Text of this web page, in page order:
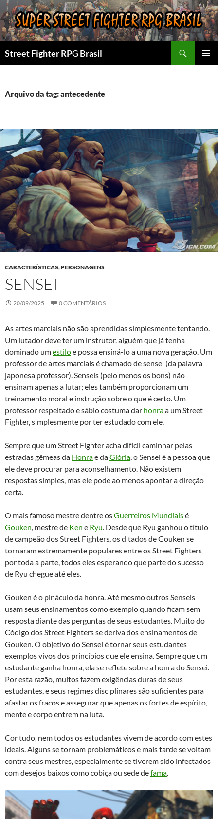
Pular
para
o
conteúdo
Street Fighter RPG Brasil
Arquivo da tag: antecedente
CARACTERÍSTICAS,PERSONAGENS
SENSEI
20/09/2025 0 COMENTÁRIOS
As artes marciais não são aprendidas simplesmente tentando.
Um lutador deve ter um instrutor, alguém que já tenha
dominado umestiloe possa ensiná-lo a uma nova geração. Um
professor de artes marciais é chamado de sensei (da palavra
japonesa professor). Senseis (pelo menos os bons) não
ensinam apenas a lutar; eles também proporcionam um
treinamento moral e instrução sobre o que é certo. Um
professor respeitado e sábio costuma dar honraa um Street
Fighter, simplesmente por ter estudado com ele.
Sempre que um Street Fighter acha difícil caminhar pelas
estradas gêmeas da Honrae daGlória, o Sensei é a pessoa que
ele deve procurar para aconselhamento. Não existem
respostas simples, mas ele pode ao menos apontar a direção
certa.
O mais famoso mestre dentre osGuerreiros Mundiaisé
Gouken, mestre de Ken e Ryu. Desde que Ryu ganhou o título
de campeão dos Street Fighters, os ditados de Gouken se
tornaram extremamente populares entre os Street Fighters
por toda a parte, todos eles esperando que parte do sucesso
de Ryu chegue até eles.
Gouken é o pináculo da honra. Até mesmo outros Senseis
usam seus ensinamentos como exemplo quando ficam sem
resposta diante das perguntas de seus estudantes. Muito do
Código dos Street Fighters se deriva dos ensinamentos de
Gouken. O objetivo do Sensei é tornar seus estudantes
exemplos vivos dos princípios que ele ensina. Sempre que um
estudante ganha honra, ela se reflete sobre a honra do Sensei.
Por esta razão, muitos fazem exigências duras de seus
estudantes, e seus regimes disciplinares são suficientes para
afastar os fracos e assegurar que apenas os fortes de espírito,
mente e corpo entrem na luta.
Contudo, nem todos os estudantes vivem de acordo com estes
ideais. Alguns se tornam problemáticos e mais tarde se voltam
contra seus mestres, especialmente se tiverem sido infectados
com desejos baixos como cobiça ou sede defama.